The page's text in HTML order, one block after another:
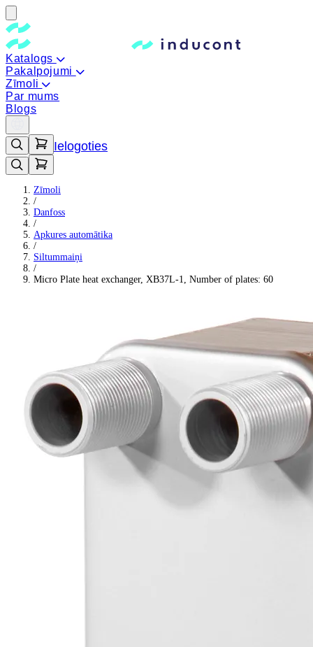
Katalogs
Pakalpojumi
Zīmoli
Par mums
Blogs
Ielogoties
Zīmoli
/
Danfoss
/
Apkures automātika
/
Siltummaiņi
/
Micro Plate heat exchanger, XB37L-1, Number of plates: 60